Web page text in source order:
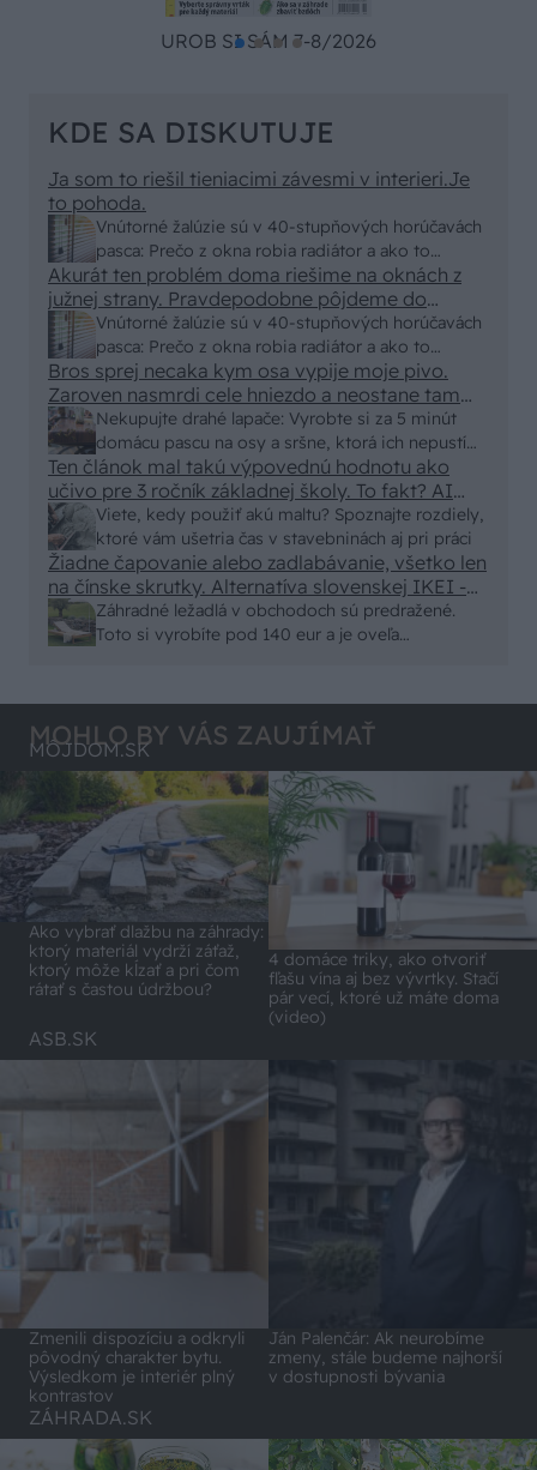
UROB SI SÁM 7-8/2026
KDE SA DISKUTUJE
Vnútorné žalúzie sú v 40-stupňových horúčavách
pasca: Prečo z okna robia radiátor a ako to
vyriešiť za pár eur?
Ja som to riešil tieniacimi závesmi v interieri.Je
to pohoda.
Vnútorné žalúzie sú v 40-stupňových horúčavách
pasca: Prečo z okna robia radiátor a ako to
vyriešiť za pár eur?
Akurát ten problém doma riešime na oknách z
južnej strany. Pravdepodobne pôjdeme do
vonkajšieho tienenia na spôsob markízy
250x150cm. Čínsky predajcovia idú okolo 100
eur kus.
Nekupujte drahé lapače: Vyrobte si za 5 minút
domácu pascu na osy a sršne, ktorá ich nepustí
von
Bros sprej necaka kym osa vypije moje pivo.
Zaroven nasmrdi cele hniezdo a neostane tam
nic zive. Vasa pasca naucinke moc efektivne.
Skor pritiahne slimaky
Viete, kedy použiť akú maltu? Spoznajte rozdiely,
ktoré vám ušetria čas v stavebninách aj pri práci
Ten článok mal takú výpovednú hodnotu ako
učivo pre 3 ročník základnej školy. To fakt? AI
alebo nejaka kniha z VŠ? Dnešné rychlotvrdnuce
malty - pevnosť 40 Mpa a doba schnutia tak 15
minut , k tomu vodotesné s kryštálikou. A rozdiel
- schnutie a zretie. Nič?
Záhradné ležadlá v obchodoch sú predražené.
Toto si vyrobíte pod 140 eur a je oveľa
Žiadne čapovanie alebo zadlabávanie, všetko len
na čínske skrutky. Alternatíva slovenskej IKEI -
čo sa týka pevnosti. Autor si nedal veľa námahy s
remeselným spracovaním, škoda. No lepšie než
MOHLO BY VÁS ZAUJÍMAŤ
MÔJDOM.SK
Ako vybrať dlažbu na záhrady:
ktorý materiál vydrží záťaž,
ktorý môže kĺzať a pri čom
rátať s častou údržbou?
4 domáce triky, ako otvoriť
fľašu vína aj bez vývrtky. Stačí
pár vecí, ktoré už máte doma
(video)
ASB.SK
Zmenili dispozíciu a odkryli
pôvodný charakter bytu.
Výsledkom je interiér plný
kontrastov
Ján Palenčár: Ak neurobíme
zmeny, stále budeme najhorší
v dostupnosti bývania
ZÁHRADA.SK